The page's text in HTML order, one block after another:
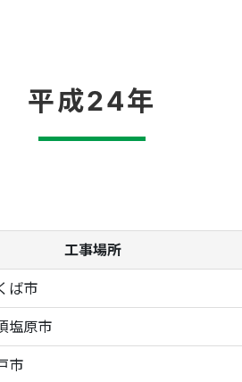
平成24年
工事場所
ば市
塩原市
市